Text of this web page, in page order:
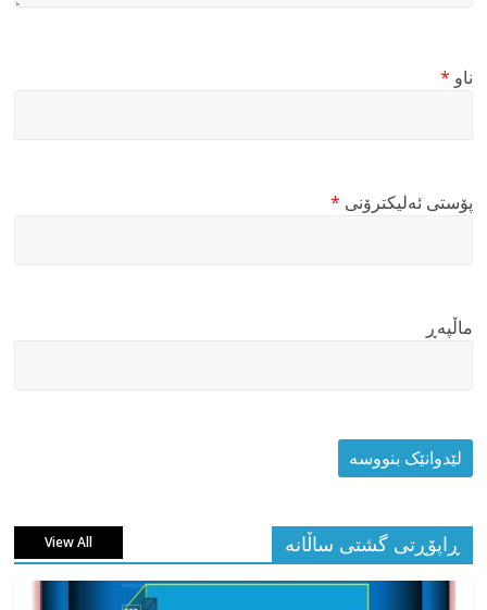
ناو *
پۆستی ئەلیکترۆنی *
ماڵپه‌ڕ
ڕاپۆڕتی گشتی ساڵانه View All